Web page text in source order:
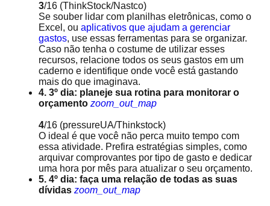
3/16 (ThinkStock/Nastco)
Se souber lidar com planilhas eletrônicas, como o
Excel, ou aplicativos que ajudam a gerenciar
gastos, use essas ferramentas para se organizar.
Caso não tenha o costume de utilizar esses
recursos, relacione todos os seus gastos em um
caderno e identifique onde você está gastando
mais do que imaginava.
4. 3º dia: planeje sua rotina para monitorar o
orçamento zoom_out_map
4/16 (pressureUA/Thinkstock)
O ideal é que você não perca muito tempo com
essa atividade. Prefira estratégias simples, como
arquivar comprovantes por tipo de gasto e dedicar
uma hora por mês para atualizar o seu orçamento.
5. 4º dia: faça uma relação de todas as suas
dívidas zoom_out_map